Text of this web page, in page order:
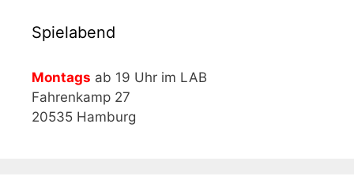
Spielabend
Montags ab 19 Uhr im LAB
Fahrenkamp 27
20535 Hamburg